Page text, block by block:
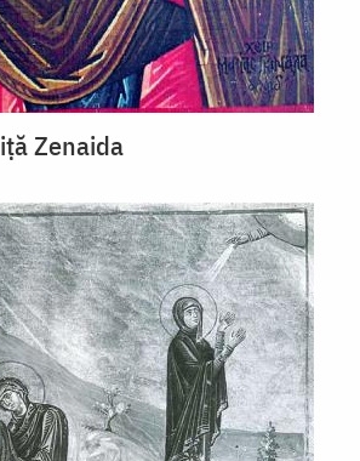
Zenaida